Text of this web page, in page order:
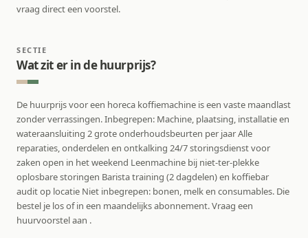
vraag direct een voorstel.
SECTIE
Wat zit er in de huurprijs?
De huurprijs voor een horeca koffiemachine is een vaste maandlast
zonder verrassingen. Inbegrepen: Machine, plaatsing, installatie en
wateraansluiting 2 grote onderhoudsbeurten per jaar Alle
reparaties, onderdelen en ontkalking 24/7 storingsdienst voor
zaken open in het weekend Leenmachine bij niet-ter-plekke
oplosbare storingen Barista training (2 dagdelen) en koffiebar
audit op locatie Niet inbegrepen: bonen, melk en consumables. Die
bestel je los of in een maandelijks abonnement. Vraag een
huurvoorstel aan .